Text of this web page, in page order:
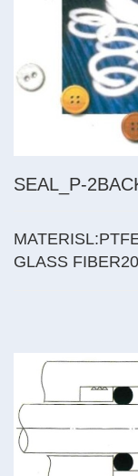
SEAL_P-
GLASS